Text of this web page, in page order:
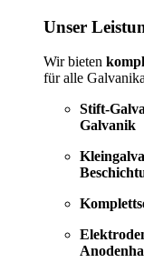
Unser
Wir bieten
für alle
Stift-
Galvanik